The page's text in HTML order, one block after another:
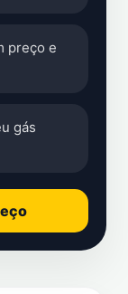
preço e
gás